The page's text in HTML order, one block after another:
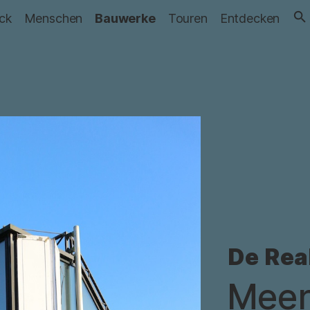
Menschen Bauwerke Touren Entdecken
De